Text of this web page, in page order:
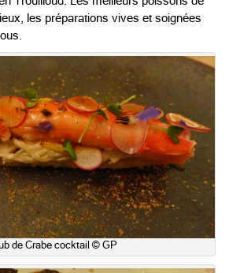
les préparations vives et soignées
de Crabe cocktail © GP